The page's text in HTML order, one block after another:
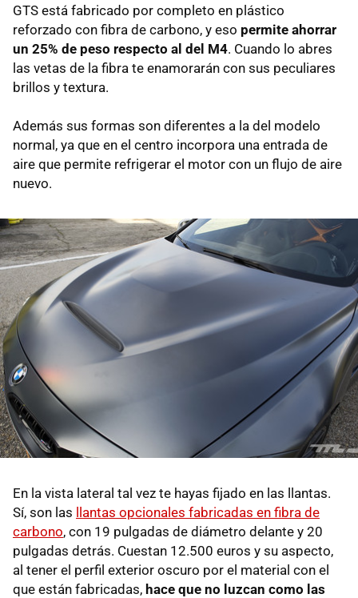
GTS está fabricado por completo en plástico
reforzado con fibra de carbono, y eso permite ahorrar
un 25% de peso respecto al del M4. Cuando lo abres
las vetas de la fibra te enamorarán con sus peculiares
brillos y textura.
Además sus formas son diferentes a la del modelo
normal, ya que en el centro incorpora una entrada de
aire que permite refrigerar el motor con un flujo de aire
nuevo.
En la vista lateral tal vez te hayas fijado en las llantas.
Sí, son las llantas opcionales fabricadas en fibra de
carbono, con 19 pulgadas de diámetro delante y 20
pulgadas detrás. Cuestan 12.500 euros y su aspecto,
al tener el perfil exterior oscuro por el material con el
que están fabricadas, hace que no luzcan como las